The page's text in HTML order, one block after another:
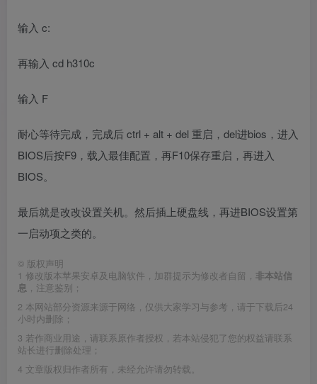
输入 c:
再输入 cd h310c
输入 F
耐心等待完成，完成后 ctrl + alt + del 重启，del进bios，进入
BIOS后按F9，载入最佳配置，再F10保存重启，再进入
BIOS。
最后就是改改设置关机。然后插上硬盘线，再进BIOS设置第
一启动项之类的。
© 版权声明
1 修改版本苹果安卓及电脑软件，加群提示为修改者自留， 非本站信
息 ，注意鉴别；
2 本网站部分资源来源于网络，仅供大家学习与参考，请于下载后24
小时内删除；
3 若作商业用途，请联系原作者授权，若本站侵犯了您的权益请联系
站长进行删除处理；
4 文章版权归作者所有，未经允许请勿转载。